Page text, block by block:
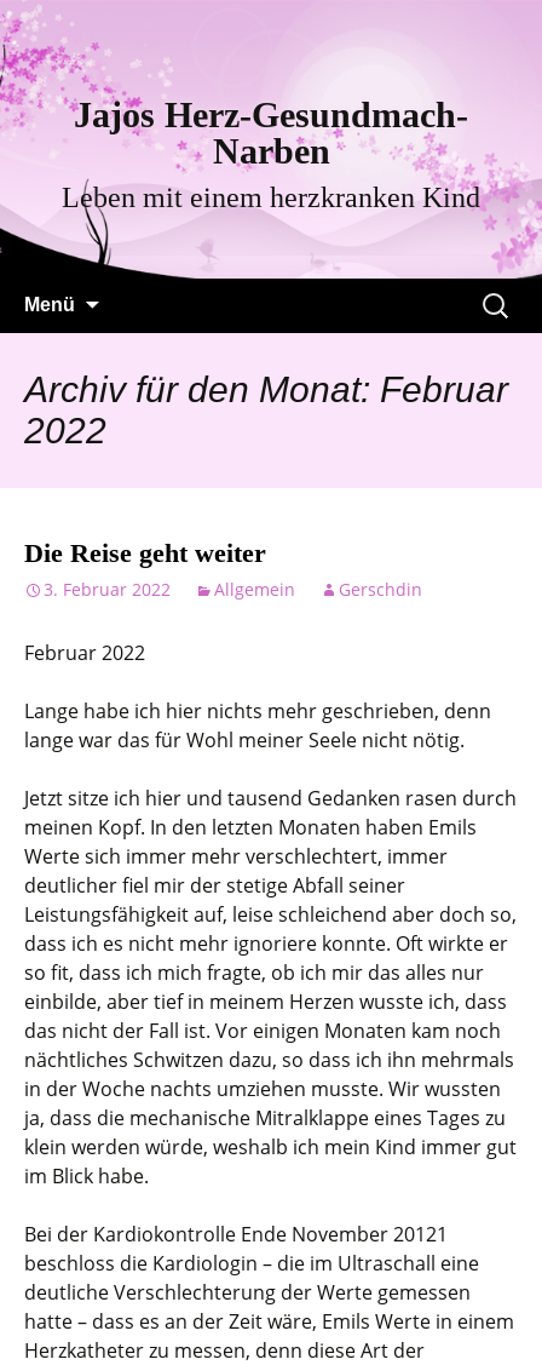
Jajos Herz-Gesundmach-
Narben
Leben mit einem herzkranken Kind
Menü
Suchen
nach:
Archiv für den Monat: Februar
2022
Die Reise geht weiter
3. Februar 2022 Allgemein Gerschdin
Februar 2022
Lange habe ich hier nichts mehr geschrieben, denn
lange war das für Wohl meiner Seele nicht nötig.
Jetzt sitze ich hier und tausend Gedanken rasen durch
meinen Kopf. In den letzten Monaten haben Emils
Werte sich immer mehr verschlechtert, immer
deutlicher fiel mir der stetige Abfall seiner
Leistungsfähigkeit auf, leise schleichend aber doch so,
dass ich es nicht mehr ignoriere konnte. Oft wirkte er
so fit, dass ich mich fragte, ob ich mir das alles nur
einbilde, aber tief in meinem Herzen wusste ich, dass
das nicht der Fall ist. Vor einigen Monaten kam noch
nächtliches Schwitzen dazu, so dass ich ihn mehrmals
in der Woche nachts umziehen musste. Wir wussten
ja, dass die mechanische Mitralklappe eines Tages zu
klein werden würde, weshalb ich mein Kind immer gut
im Blick habe.
Bei der Kardiokontrolle Ende November 20121
beschloss die Kardiologin – die im Ultraschall eine
deutliche Verschlechterung der Werte gemessen
hatte – dass es an der Zeit wäre, Emils Werte in einem
Herzkatheter zu messen, denn diese Art der